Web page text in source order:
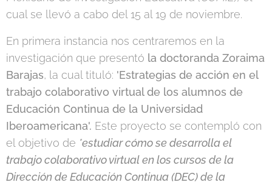
cual se llevó a cabo del 15 al 19 de noviembre.
En primera instancia nos centraremos en la
investigación que presentó la doctoranda Zoraima
Barajas, la cual tituló: 'Estrategias de acción en el
trabajo colaborativo virtual de los alumnos de
Educación Continua de la Universidad
Iberoamericana'. Este proyecto se contempló con
el objetivo de "estudiar cómo se desarrolla el
trabajo colaborativo virtual en los cursos de la
Dirección de Educación Continua (DEC) de la